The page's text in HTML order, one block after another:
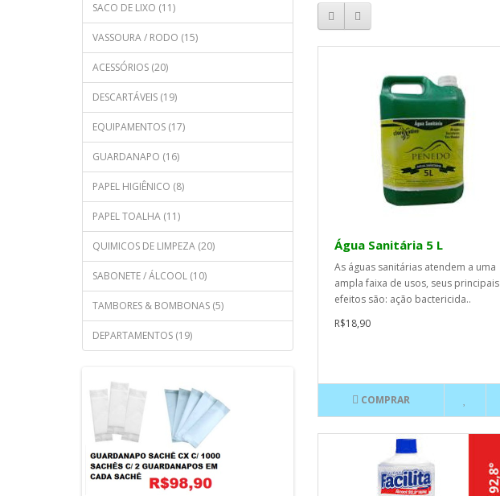
SACO DE LIXO (11)
VASSOURA / RODO (15)
ACESSÓRIOS (20)
DESCARTÁVEIS (19)
EQUIPAMENTOS (17)
GUARDANAPO (16)
PAPEL HIGIÊNICO (8)
PAPEL TOALHA (11)
QUIMICOS DE LIMPEZA (20)
SABONETE / ÁLCOOL (10)
TAMBORES & BOMBONAS (5)
DEPARTAMENTOS (19)
Água Sanitária 5 L
As águas sanitárias atendem a uma
ampla faixa de usos, seus principais
efeitos são: ação bactericida..
R$18,90
COMPRAR